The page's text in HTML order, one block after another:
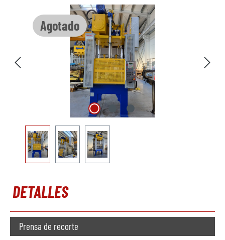
Agotado
Omitir galería de imágenes
DETALLES
Prensa de recorte